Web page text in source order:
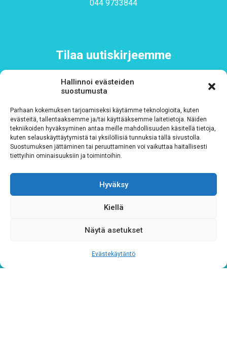
Hallinnoi evästeiden
suostumusta
Parhaan kokemuksen tarjoamiseksi käytämme teknologioita, kuten
evästeitä, tallentaaksemme ja/tai käyttääksemme laitetietoja. Näiden
tekniikoiden hyväksyminen antaa meille mahdollisuuden käsitellä tietoja,
kuten selauskäyttäytymistä tai yksilöllisiä tunnuksia tällä sivustolla.
Suostumuksen jättäminen tai peruuttaminen voi vaikuttaa haitallisesti
tiettyihin ominaisuuksiin ja toimintoihin.
Hyväksy
Kiellä
Näytä asetukset
Evästekäytäntö
044 9733844
Tilaa uutiskirjeemme
*
Rekisteriseloste *
Tutustu rekisteriselosteeseemme tämän linkin kautta!